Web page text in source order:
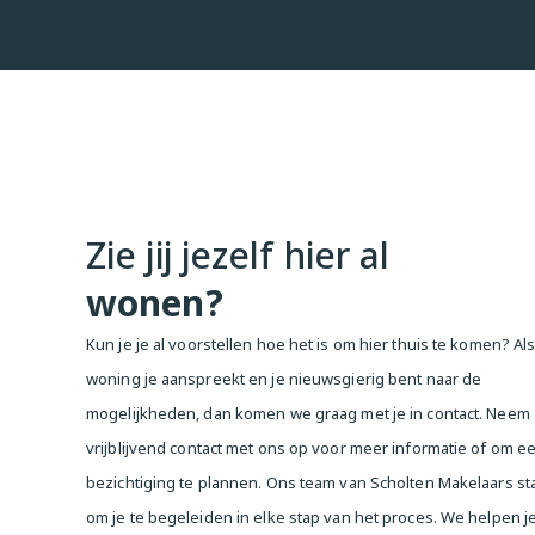
We leiden je graag persoonlijk rond in dit instapklare
Move-in Ready & Stylish Living on Freehold Land in the
Looking for a bright, modern, and turn-key apartment in a
location? Then this fantastic one-bedroom apartment on
floor is just what you’ve been searching for. Fully
Moving in? Just unpack your boxes and start enjoying!
Luxury, Comfort & Natural Light
and quality finishes.
The sleek open-plan kitchen features a composite
Zie jij jezelf hier al
wonen?
Kun je je al voorstellen hoe het is om hier thuis te komen?
woning je aanspreekt en je nieuwsgierig bent naar de
mogelijkheden, dan komen we graag met je in contact. Neem
vrijblijvend contact met ons op voor meer informatie of om
bezichtiging te plannen. Ons team van Scholten Makelaars
om je te begeleiden in elke stap van het proces. We helpen